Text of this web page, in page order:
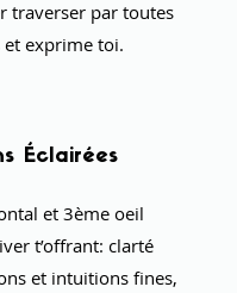
traverser par toutes
exprime toi.
Éclairées
et 3ème oeil
t’offrant: clarté
et intuitions fines,